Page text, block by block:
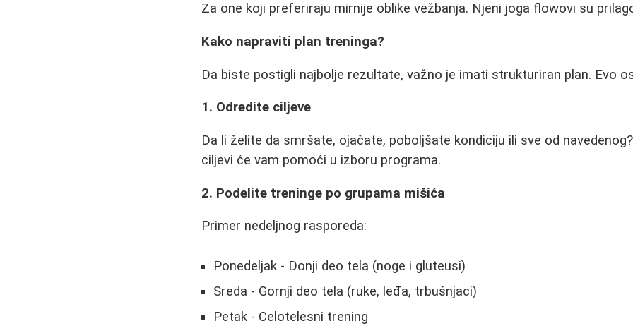
Za one koji preferiraju mirnije oblike vežbanja. Njeni joga flowovi su
Kako napraviti plan treninga?
Da biste postigli najbolje rezultate, važno je imati strukturiran plan. Evo
1. Odredite ciljeve
Da li želite da smršate, ojačate, poboljšate kondiciju ili sve od
ciljevi će vam pomoći u izboru programa.
2. Podelite treninge po grupama mišića
Primer nedeljnog rasporeda:
Ponedeljak - Donji deo tela (noge i gluteusi)
Sreda - Gornji deo tela (ruke, leđa, trbušnjaci)
Petak - Celotelesni trening